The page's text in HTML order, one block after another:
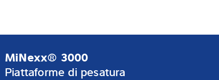
MiNexx® 3000
Piattaforme di pesatura